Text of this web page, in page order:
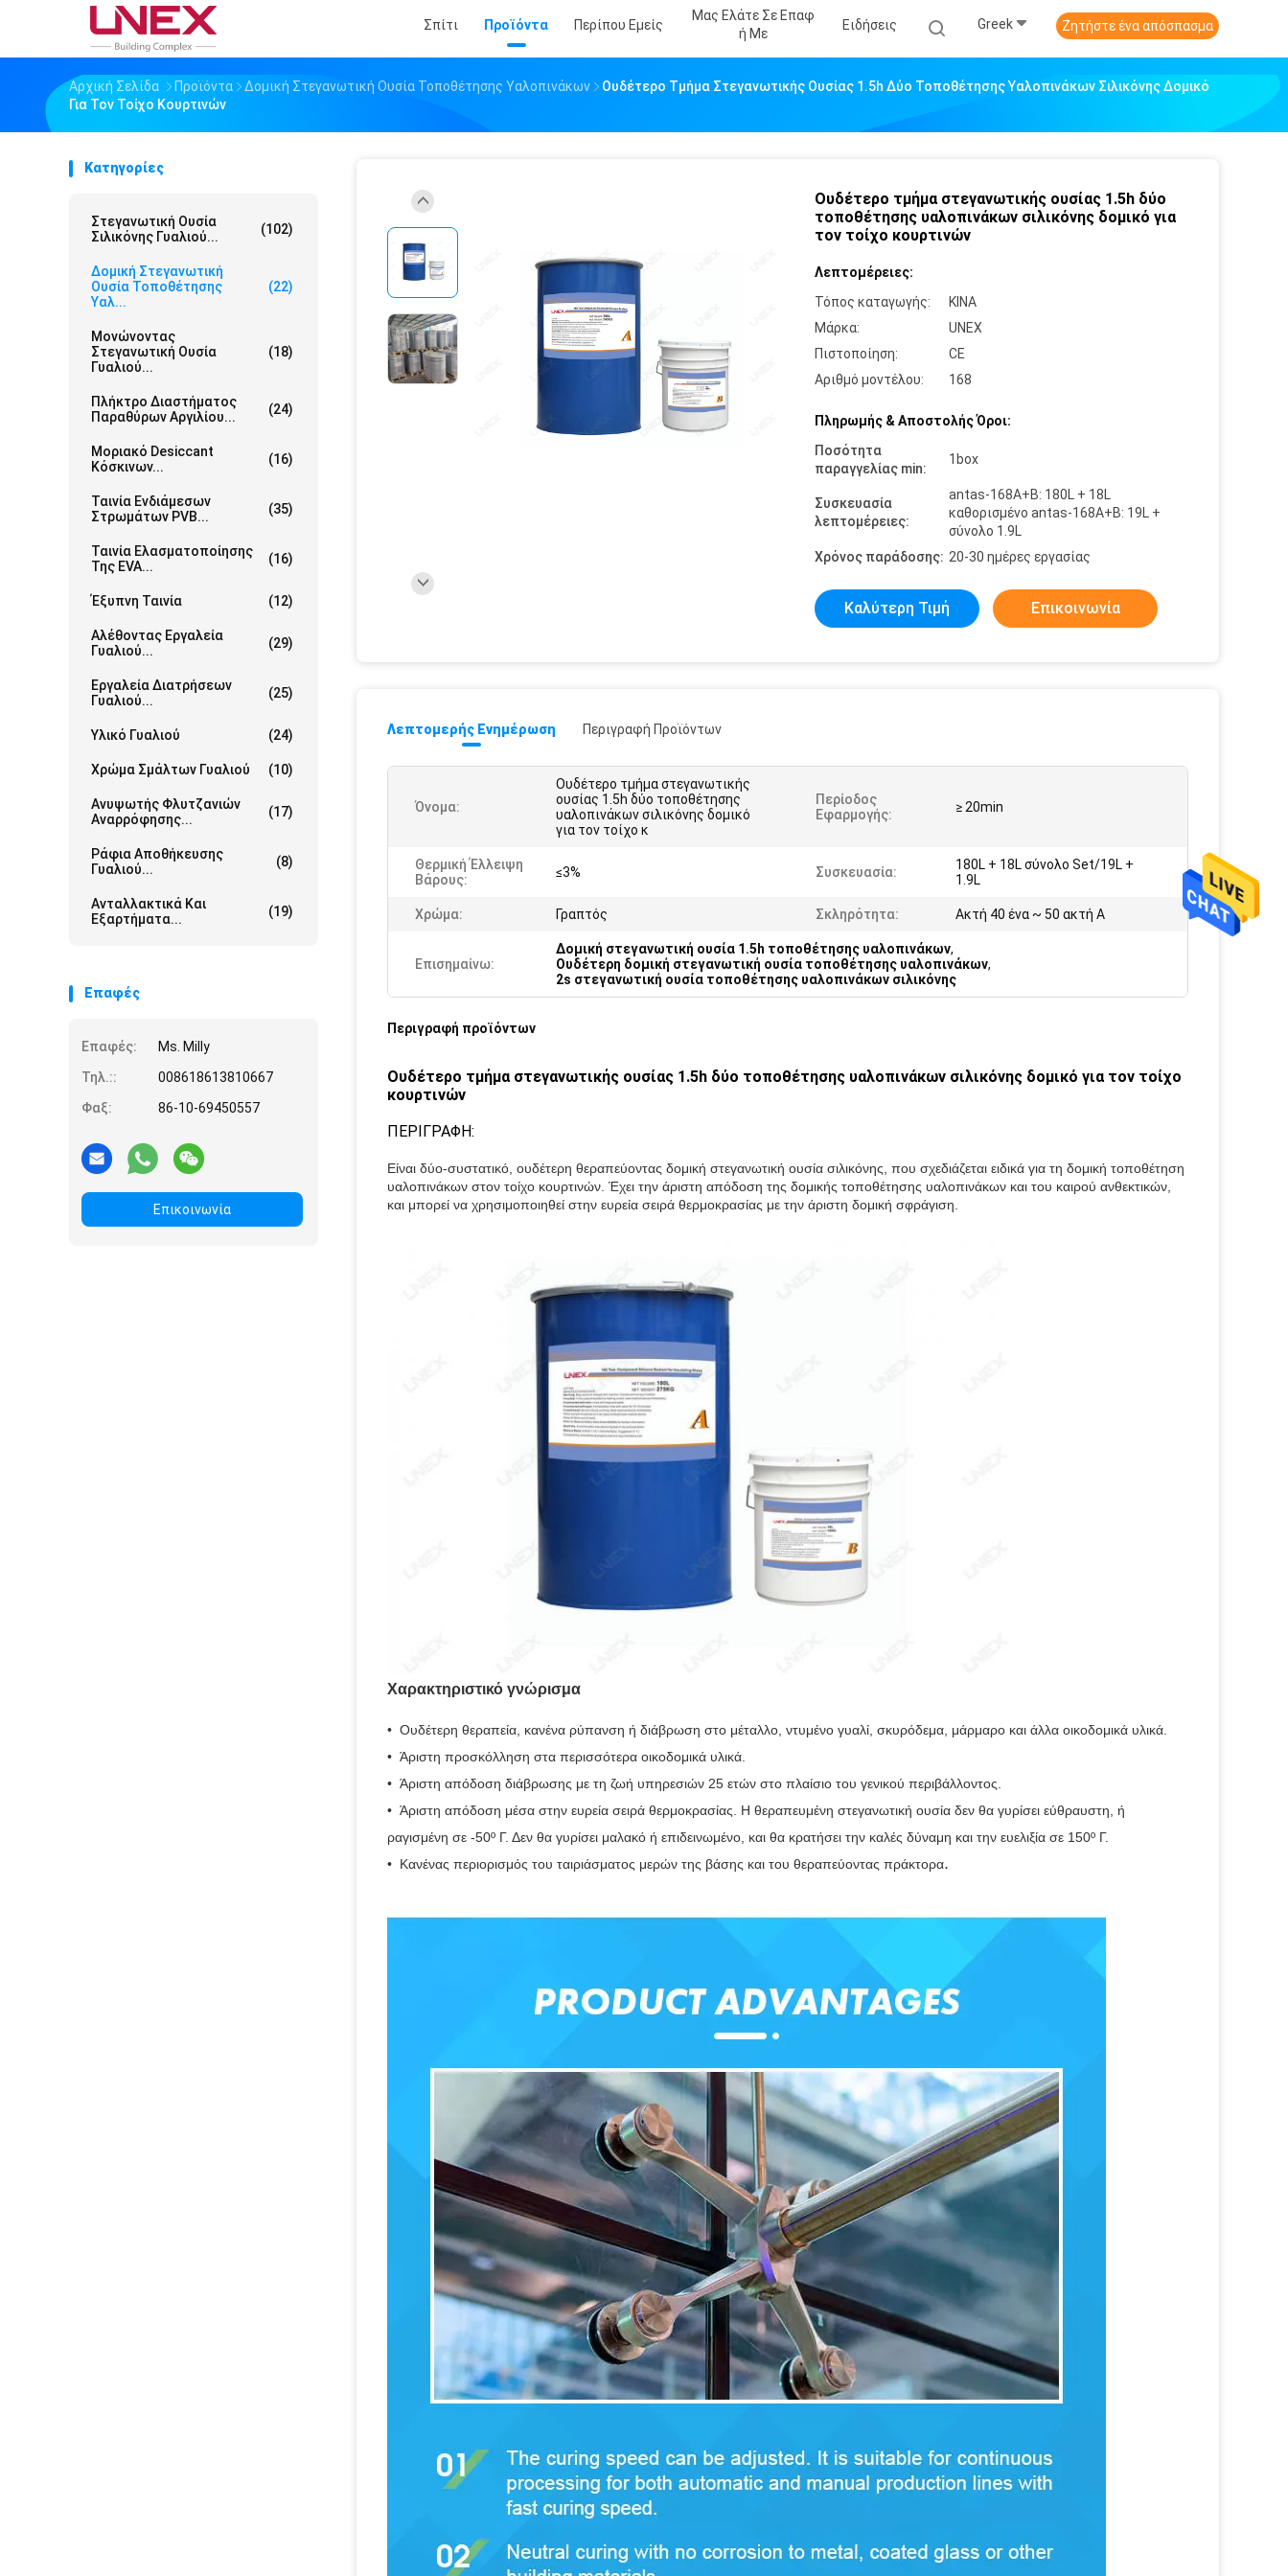
Σπίτι Προϊόντα Περίπου Εμείς
Μας Ελάτε Σε Επαφ
Ή Με
Ειδήσεις Greek Ζητήστε ένα απόσπασμα
Αρχική Σελίδα Προϊόντα Δομική Στεγανωτική Ουσία Τοποθέτησης Υαλοπινάκων
Ουδέτερο Τμήμα Στεγανωτικής Ουσίας 1.5h Δύο Τοποθέτησης Υαλοπινάκων Σιλικόνης Δομικό
Για Τον Τοίχο Κουρτινών
Κατηγορίες
Στεγανωτική Ουσία
Σιλικόνης Γυαλιού...
(102)
Δομική Στεγανωτική
Ουσία Τοποθέτησης
Υαλ...
(22)
Μονώνοντας
Στεγανωτική Ουσία
Γυαλιού...
(18)
Πλήκτρο Διαστήματος
Παραθύρων Αργιλίου...
(24)
Μοριακό Desiccant
Κόσκινων...
(16)
Ταινία Ενδιάμεσων
Στρωμάτων PVB...
(35)
Ταινία Ελασματοποίησης
Της EVA...
(16)
Έξυπνη Ταινία (12)
Αλέθοντας Εργαλεία
Γυαλιού...
(29)
Εργαλεία Διατρήσεων
Γυαλιού...
(25)
Υλικό Γυαλιού (24)
Χρώμα Σμάλτων Γυαλιού (10)
Ανυψωτής Φλυτζανιών
Αναρρόφησης...
(17)
Ράφια Αποθήκευσης
Γυαλιού...
(8)
Ανταλλακτικά Και
Εξαρτήματα...
(19)
Επαφές
Επαφές:
Ms. Milly
Τηλ.::
008618613810667
Φαξ:
86-10-69450557
Επικοινωνία
Ουδέτερο τμήμα στεγανωτικής ουσίας 1.5h δύο
τοποθέτησης υαλοπινάκων σιλικόνης δομικό για
τον τοίχο κουρτινών
Λεπτομέρειες:
Τόπος καταγωγής:
ΚΙΝΑ
Μάρκα:
UNEX
Πιστοποίηση:
CE
Αριθμό μοντέλου:
168
Πληρωμής & Αποστολής Όροι:
Ποσότητα
παραγγελίας min:
1box
Συσκευασία
λεπτομέρειες:
antas-168A+B: 180L + 18L
καθορισμένο antas-168A+B: 19L +
σύνολο 1.9L
Χρόνος παράδοσης: 20-30 ημέρες εργασίας
Καλύτερη Τιμή Επικοινωνία
Λεπτομερής Ενημέρωση Περιγραφή Προϊόντων
Όνομα:
Ουδέτερο τμήμα στεγανωτικής
ουσίας 1.5h δύο τοποθέτησης
υαλοπινάκων σιλικόνης δομικό
για τον τοίχο κ
Περίοδος
Εφαρμογής:
≥ 20min
Θερμική Έλλειψη
Βάρους:
≤3% Συσκευασία:
180L + 18L σύνολο Set/19L +
1.9L
Χρώμα: Γραπτός Σκληρότητα: Ακτή 40 ένα ~ 50 ακτή Α
Επισημαίνω:
Δομική στεγανωτική ουσία 1.5h τοποθέτησης υαλοπινάκων,
Ουδέτερη δομική στεγανωτική ουσία τοποθέτησης υαλοπινάκων,
2s στεγανωτική ουσία τοποθέτησης υαλοπινάκων σιλικόνης
Περιγραφή προϊόντων
Ουδέτερο τμήμα στεγανωτικής ουσίας 1.5h δύο τοποθέτησης υαλοπινάκων σιλικόνης δομικό για τον τοίχο
κουρτινών
ΠΕΡΙΓΡΑΦΗ:
Είναι δύο-συστατικό , ουδέτερη θεραπεύοντας δομική στεγανωτική ουσία σιλικόνης, που σχεδιάζεται ειδικά για τη δομική τοποθέτηση
υαλοπινάκων στον τοίχο κουρτινών. Έχει την άριστη απόδοση της δομικής τοποθέτησης υαλοπινάκων και του καιρού ανθεκτικών,
και μπορεί να χρησιμοποιηθεί στην ευρεία σειρά θερμοκρασίας με την άριστη δομική σφράγιση.
Χαρακτηριστικό γνώρισμα
• Ουδέτερη θεραπεία, κανένα ρύπανση ή διάβρωση στο μέταλλο, ντυμένο γυαλί, σκυρόδεμα, μάρμαρο και άλλα οικοδομικά υλικά
• Άριστη προσκόλληση στα περισσότερα οικοδομικά υλικά
• Άριστη απόδοση διάβρωσης με τη ζωή υπηρεσιών 25 ετών στο πλαίσιο του γενικού περιβάλλοντος
• Άριστη απόδοση μέσα στην ευρεία σειρά θερμοκρασίας. Η θεραπευμένη στεγανωτική ουσία δεν θα γυρίσει εύθραυστη, ή
ραγισμένη σε -50º Γ. Δεν θα γυρίσει μαλακό ή επιδεινωμένο, και θα κρατήσει την καλές δύναμη και την ευελιξία σε 150º Γ.
• Κανένας περιορισμός του ταιριάσματος μερών της βάσης και του θεραπεύοντας πράκτορα.